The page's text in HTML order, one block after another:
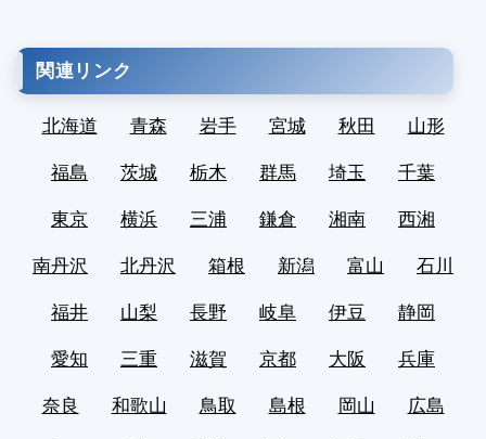
関連リンク
北海道 青森 岩手 宮城 秋田 山形
福島 茨城 栃木 群馬 埼玉 千葉
東京 横浜 三浦 鎌倉 湘南 西湘
南丹沢 北丹沢 箱根 新潟 富山 石川
福井 山梨 長野 岐阜 伊豆 静岡
愛知 三重 滋賀 京都 大阪 兵庫
奈良 和歌山 鳥取 島根 岡山 広島